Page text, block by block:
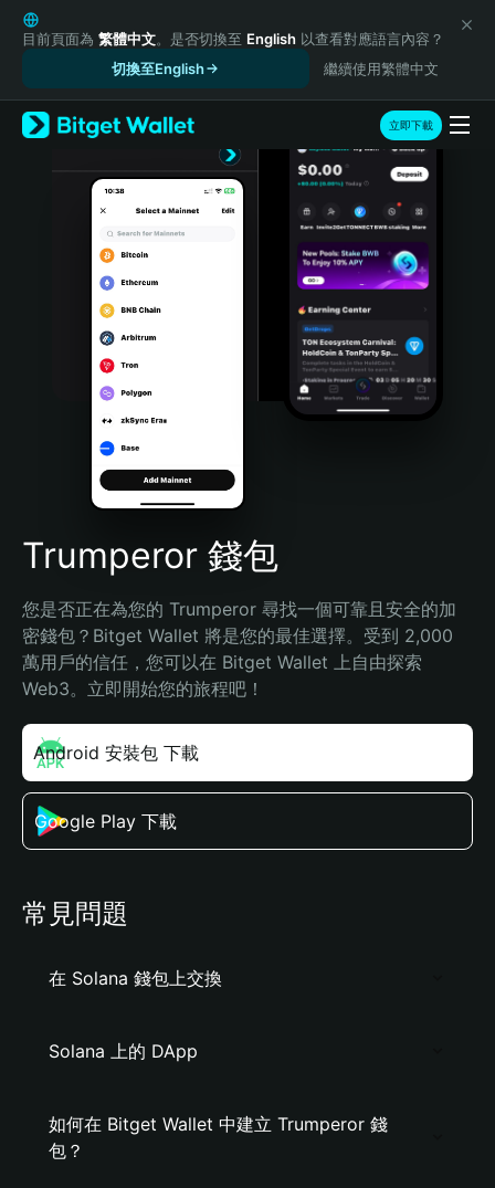
English
日本語
Русский
Español (Latinoamérica)
Türkçe
Português (Portugal)
Bahasa Indonesia
Português (Brasil)
Español (Argentina)
目前頁面為 繁體中文。是否切換至 English 以查看對應語言內容？
切換至English
繼續使用繁體中文
立即下載
Trumperor 錢包
您是否正在為您的 Trumperor 尋找一個可靠且安全的加
密錢包？Bitget Wallet 將是您的最佳選擇。受到 2,000
萬用戶的信任，您可以在 Bitget Wallet 上自由探索
Web3。立即開始您的旅程吧！
Android 安裝包 下載
Google Play 下載
常見問題
在 Solana 錢包上交換
Solana 上的 DApp
如何在 Bitget Wallet 中建立 Trumperor 錢
包？